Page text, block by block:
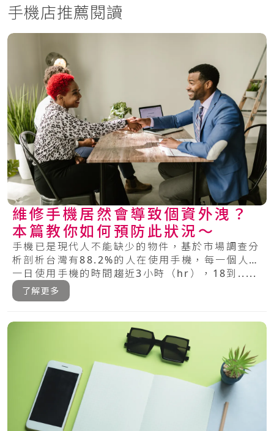
手機店推薦閱讀
維修手機居然會導致個資外洩？
本篇教你如何預防此狀況～
手機已是現代人不能缺少的物件，基於市場調查分
析剖析台灣有88.2%的人在使用手機，每一個人每
一日使用手機的時間趨近3小時（hr），18到.....
了解更多